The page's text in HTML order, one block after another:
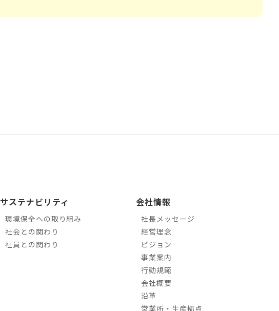
サステナビリティ
環境保全への取り組み
社会との関わり
社員との関わり
会社情報
社長メッセージ
経営理念
ビジョン
事業案内
行動規範
会社概要
沿革
営業所・生産拠点